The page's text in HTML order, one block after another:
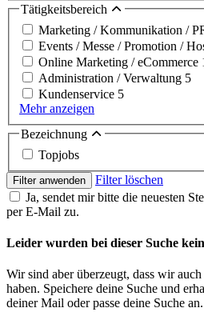
Tätigkeitsbereich
Marketing / Kommunikation /
Events / Messe / Promotion /
Online Marketing / eCommerce
Administration / Verwaltung 5
Kundenservice 5
Mehr anzeigen
Bezeichnung
Topjobs
Filter anwenden
Filter löschen
Ja, sendet mir bitte die neuesten
per E-Mail zu.
Leider wurden bei dieser Suche
Wir sind aber überzeugt, dass wir
haben. Speichere deine Suche und
deiner Mail oder passe deine Suche an.